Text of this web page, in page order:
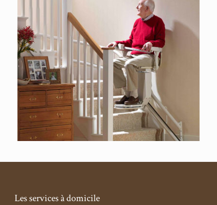
Les services à domicile